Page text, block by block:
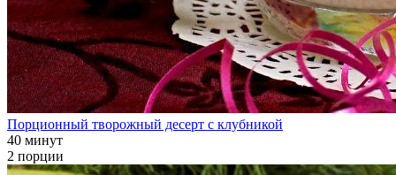
Порционный творожный десерт с клубникой
40 минут
2 порции